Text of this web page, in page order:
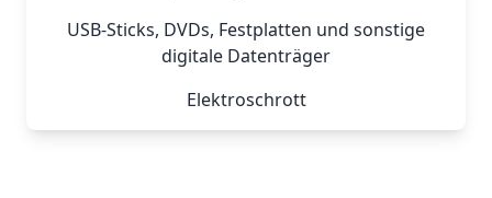
USB-Sticks, DVDs, Festplatten und sonstige
digitale Datenträger
Elektroschrott